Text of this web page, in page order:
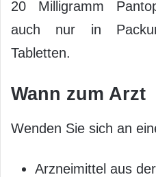
20 Milligramm
auch nur in
Tabletten.
Wann zum Arzt
Wenden Sie sich an
Arzneimittel aus